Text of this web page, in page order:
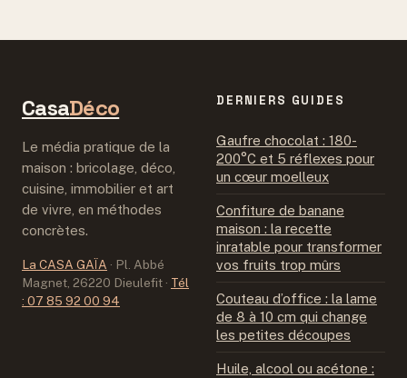
unique
pour un résultat
CasaDéco
Le média pratique de la
maison : bricolage, déco,
cuisine, immobilier et art
de vivre, en méthodes
concrètes.
La CASA GAÏA · Pl. Abbé
Magnet, 26220 Dieulefit · Tél
: 07 85 92 00 94
DERNIERS GUIDES
Gaufre chocolat : 180-
200°C et 5 réflexes pour
un cœur moelleux
Confiture de banane
maison : la recette
inratable pour transformer
vos fruits trop mûrs
Couteau d’office : la lame
de 8 à 10 cm qui change
les petites découpes
Huile, alcool ou acétone :